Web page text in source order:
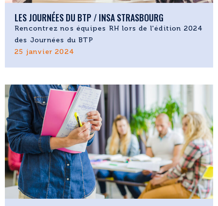
LES JOURNÉES DU BTP / INSA STRASBOURG
Rencontrez nos équipes RH lors de l'édition 2024
des Journées du BTP
25 janvier 2024